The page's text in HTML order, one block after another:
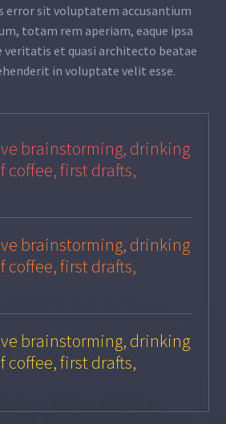
error sit voluptatem accusantium
totam rem aperiam, eaque ipsa
veritatis et quasi architecto beatae
in voluptate velit esse.
brainstorming, drinking
coffee, first drafts,
brainstorming, drinking
coffee, first drafts,
brainstorming, drinking
coffee, first drafts,